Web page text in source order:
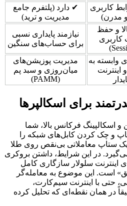
کاربری
مدرن)
✔ دارد (پلتفرم جامع
مدیریت و ترید)
و حفظ
نیازمند پایداری نسبی
برای حساب‌های سنگین
وابسته به
اینترنت
مدیریت پوزیشن‌های
میان‌روزی و سبد پم
(PAMM)
برای اسکالپرها
اسکالپینگ فرکانس بالا، شما
و چک کردن کابل‌های شبکه را
ستاپ معاملاتی بی‌نقص روی طلا
در این شرایط، داشتن بروکری
اینترنت سلولار سازگاری کامل
است. این موضوع به معامله‌گر
حتی با اینترنت سیم‌کارت،
در همان نقطه‌ای که تحلیل کرده